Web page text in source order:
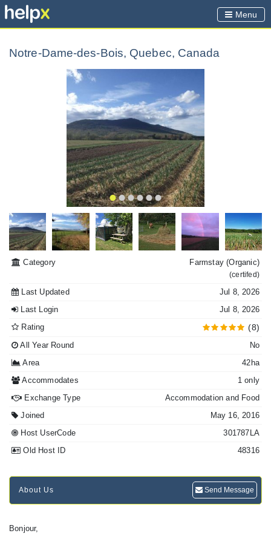
Menu
Notre-Dame-des-Bois, Quebec, Canada
Category Farmstay(Organic)
(certifed)
Last Updated
Jul 8, 2026
Last Login
Jul 8, 2026
Rating
(8)
All Year Round
No
Area
42ha
Accommodates
1 only
Exchange Type
Accommodation and Food
Joined
May 16, 2016
Host UserCode
301787LA
Old Host ID
48316
About Us Send Message
Bonjour,